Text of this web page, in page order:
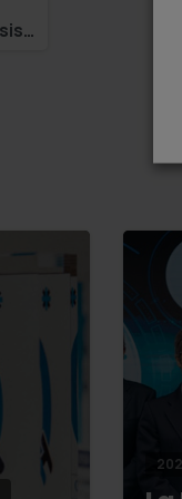
Centro de Diálisis Diaverum: Axarquía, Estepona, Isla de la Cartuja, Minas de Riotinto, Nuestra Señora de la Cabeza y Torremolinos – Paula Illobre